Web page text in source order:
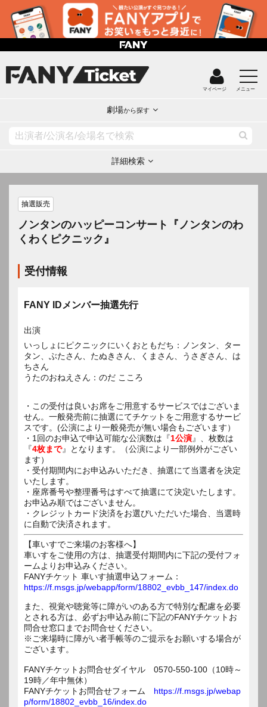
マイページ メニュー
劇場から探す
詳細検索
抽選販売
ノンタンのハッピーコンサート『ノンタンのわ
くわくピクニック』
受付情報
FANY IDメンバー抽選先行
出演
いっしょにピクニックにいくおともだち：ノンタン、ター
タン、ぶたさん、たぬきさん、くまさん、うさぎさん、は
ちさん
うたのおねえさん：のだ こころ
・この受付は良いお席をご用意するサービスではございま
せん。一般発売前に抽選にてチケットをご用意するサービ
スです。(公演により一般発売が無い場合もございます）
・1回のお申込で申込可能な公演数は『1公演』、枚数は
『4枚まで』となります。（公演により一部例外がござい
ます）
・受付期間内にお申込みいただき、抽選にて当選者を決定
いたします。
・座席番号や整理番号はすべて抽選にて決定いたします。
お申込み順ではございません。
・クレジットカード決済をお選びいただいた場合、当選時
に自動で決済されます。
【車いすでご来場のお客様へ】
車いすをご使用の方は、抽選受付期間内に下記の受付フォ
ームよりお申込みください。
FANYチケット 車いす抽選申込フォーム：
https://f.msgs.jp/webapp/form/18802_evbb_147/index.do
また、視覚や聴覚等に障がいのある方で特別な配慮を必要
とされる方は、必ずお申込み前に下記のFANYチケットお
問合せ窓口までお問合せください。
※ご来場時に障がい者手帳等のご提示をお願いする場合が
ございます。
FANYチケットお問合せダイヤル 0570-550-100（10時～
19時／年中無休）
FANYチケットお問合せフォーム https://f.msgs.jp/webap
p/form/18802_evbb_16/index.do